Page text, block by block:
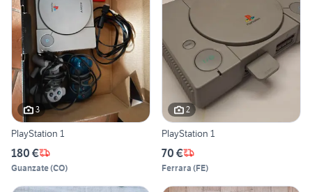
3
PlayStation 1
180 €
Guanzate(CO)
2
PlayStation 1
70 €
Ferrara (FE)